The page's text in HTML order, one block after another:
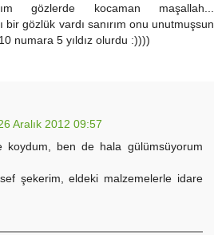
gözlerde kocaman maşallah...
bir gözlük vardı sanırım onu unutmuşsun
numara 5 yıldız olurdu :))))
Aralık 2012 09:57
koydum, ben de hala gülümsüyorum
şekerim, eldeki malzemelerle idare